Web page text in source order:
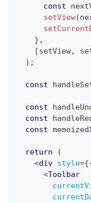
const
setView(
} ,
[setView,
) ;
const
const
const
const
return
(
<div style={
<Toolbar